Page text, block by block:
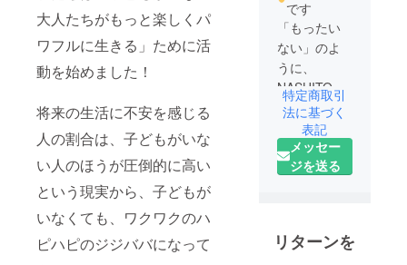
大人たちがもっと楽しくパ
ワフルに生きる」ために活
動を始めました！
将来の生活に不安を感じる
人の割合は、子どもがいな
い人のほうが圧倒的に高い
という現実から、子どもが
いなくても、ワクワクのハ
ピハピのジジババになって
です
「もったい
ない」のよ
うに、
NASHITOM
O(なし友)が
日本語のま
ま通じる言
葉になった
特定商取引
法に基づく
表記
メッセー
ジを送る
リターンを